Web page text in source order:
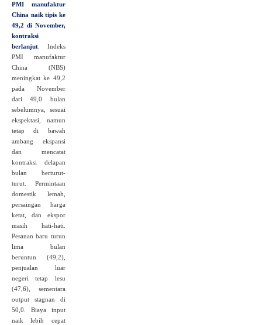
PMI manufaktur
China naik tipis ke
49,2 di November,
kontraksi
berlanjut
Indeks
PMI manufaktur
China (NBS)
meningkat ke 49,2
pada November
dari 49,0 bulan
sebelumnya, sesuai
ekspektasi, namun
tetap di bawah
ambang ekspansi
dan mencatat
kontraksi delapan
bulan berturut-
turut. Permintaan
domestik lemah,
persaingan harga
ketat, dan ekspor
masih hati-hati.
Pesanan baru turun
lima bulan
beruntun (49,2),
penjualan luar
negeri tetap lesu
(47,6), sementara
output stagnan di
50,0. Biaya input
naik lebih cepat